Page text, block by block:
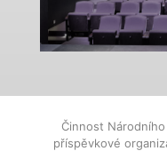
Činnost
příspěvkové